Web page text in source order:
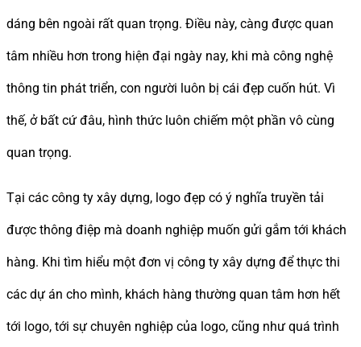
dáng bên ngoài rất quan trọng. Điều này, càng được quan
tâm nhiều hơn trong hiện đại ngày nay, khi mà công nghệ
thông tin phát triển, con người luôn bị cái đẹp cuốn hút. Vì
thế, ở bất cứ đâu, hình thức luôn chiếm một phần vô cùng
quan trọng.
Tại các công ty xây dựng, logo đẹp có ý nghĩa truyền tải
được thông điệp mà doanh nghiệp muốn gửi gắm tới khách
hàng. Khi tìm hiểu một đơn vị công ty xây dựng để thực thi
các dự án cho mình, khách hàng thường quan tâm hơn hết
tới logo, tới sự chuyên nghiệp của logo, cũng như quá trình